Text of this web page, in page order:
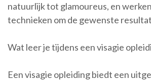
natuurlijk tot glamoureus, en
technieken om de gewenste
Wat leer je tijdens een visagie
Een visagie opleiding biedt een